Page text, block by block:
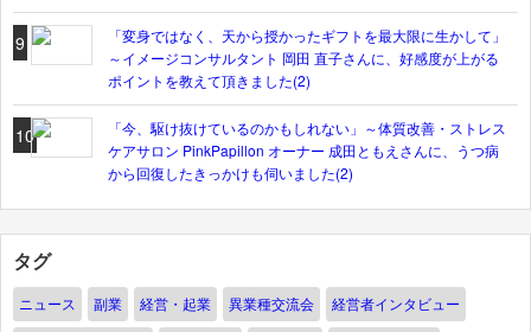
9
「変身ではなく、天から授かったギフトを最大限に生かして」
～イメージコンサルタント 岡田 直子さんに、好感度が上がる
ポイントを教えて頂きました(2)
10
「今、駆け抜けているのかもしれない」～体質改善・ストレス
ケアサロン PinkPapillon オーナー 成田ともえさんに、うつ病
から回復したきっかけも伺いました(2)
タグ
ニュース 副業 経営・起業 異業種交流会
経営者インタビュー